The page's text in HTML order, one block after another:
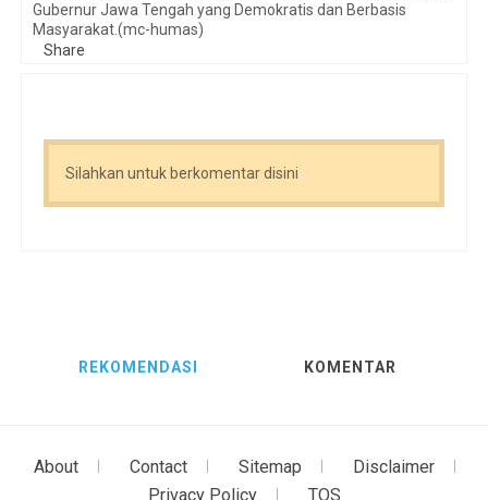
Gubernur Jawa Tengah yang Demokratis dan Berbasis
Masyarakat.(mc-humas)
Share
Silahkan untuk berkomentar disini
REKOMENDASI KOMENTAR
About Contact Sitemap
Disclaimer
Privacy Policy
TOS